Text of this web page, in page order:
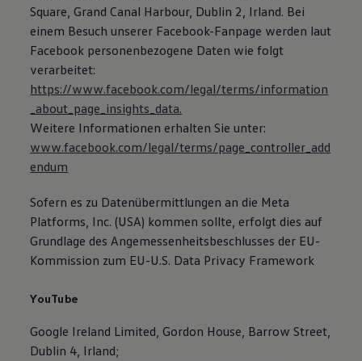
Square, Grand Canal Harbour, Dublin 2, Irland. Bei
einem Besuch unserer Facebook-Fanpage werden laut
Facebook personenbezogene Daten wie folgt
verarbeitet:
https://www.facebook.com/legal/terms/information
_about_page_insights_data.
Weitere Informationen erhalten Sie unter:
www.facebook.com/legal/terms/page_controller_add
endum
Sofern es zu Datenübermittlungen an die Meta
Platforms, Inc. (USA) kommen sollte, erfolgt dies auf
Grundlage des Angemessenheitsbeschlusses der EU-
Kommission zum EU-U.S. Data Privacy Framework
YouTube
Google Ireland Limited, Gordon House, Barrow Street,
Dublin 4, Irland;